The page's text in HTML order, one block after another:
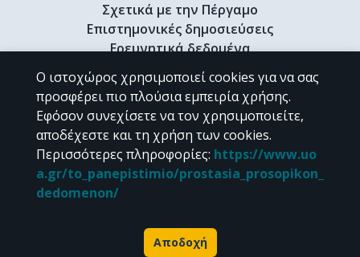
Σχετικά με την Πέργαμο
Επιστημονικές δημοσιεύσεις
Ερευνητικά δεδομένα
Διδακτορικές διατριβές & Γκρίζα βιβλιογραφία
Προφίλ Ερευνητή
CC BY-NC 4.0
Εκτός αν αναφέρεται διαφορετικά, το υλικό της "Περγάμου" διατίθεται
Powered by
Ο ιστοχώρος χρησιμοποιεί cookies για να σας
προσφέρει πιο πλούσια εμπειρία χρήσης.
Εφόσον συνεχίσετε να τον χρησιμοποιείτε,
αποδέχεστε και τη χρήση των cookies.
Περισσότερες πληροφορίες: https://www.uo
a.gr/to_panepistimio/prostasia_prosopikon_
dedomenon/
Αποδοχή